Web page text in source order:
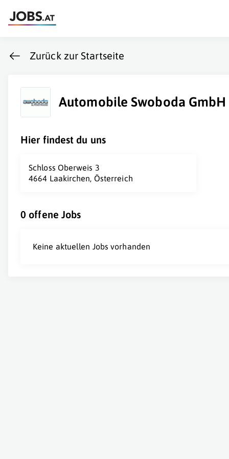
Zurück zur Startseite
Automobile Swoboda GmbH
Hier findest du uns
Schloss Oberweis 3
4664 Laakirchen, Österreich
0 offene Jobs
Keine aktuellen Jobs vorhanden